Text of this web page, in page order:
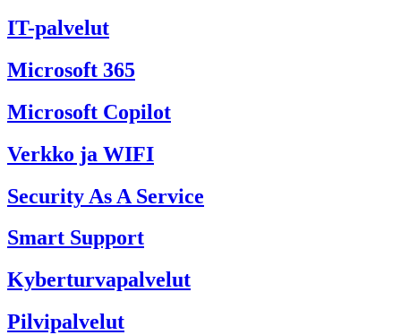
IT-palvelut
Microsoft 365
Microsoft Copilot
Verkko ja WIFI
Security As A Service
Smart Support
Kyberturvapalvelut
Pilvipalvelut